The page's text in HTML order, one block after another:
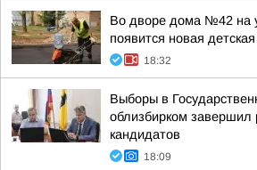
Во дворе дома №42 на
появится новая
18:32
Выборы в
облизбирком завершил
кандидатов
18:09